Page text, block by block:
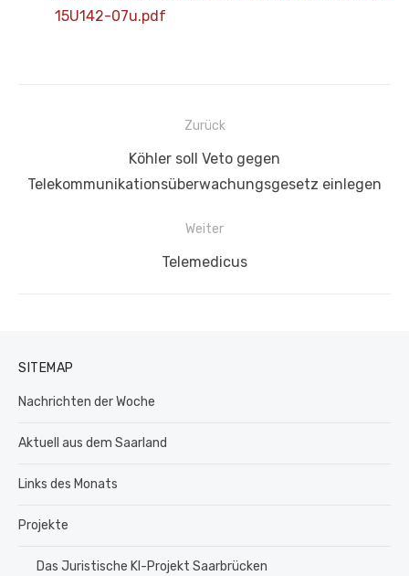
15U142-07u.pdf
Beitragsnavigation
Zurück
Beitrag:
Köhler soll Veto gegen
Telekommunikationsüberwachungsgesetz einlegen
Weiter
Nächster
Telemedicus
SITEMAP
Nachrichten der Woche
Aktuell aus dem Saarland
Links des Monats
Projekte
Das Juristische KI-Projekt Saarbrücken